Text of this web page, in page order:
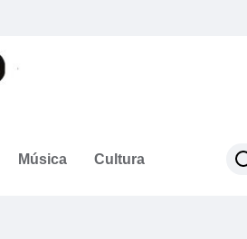
Música Cultura